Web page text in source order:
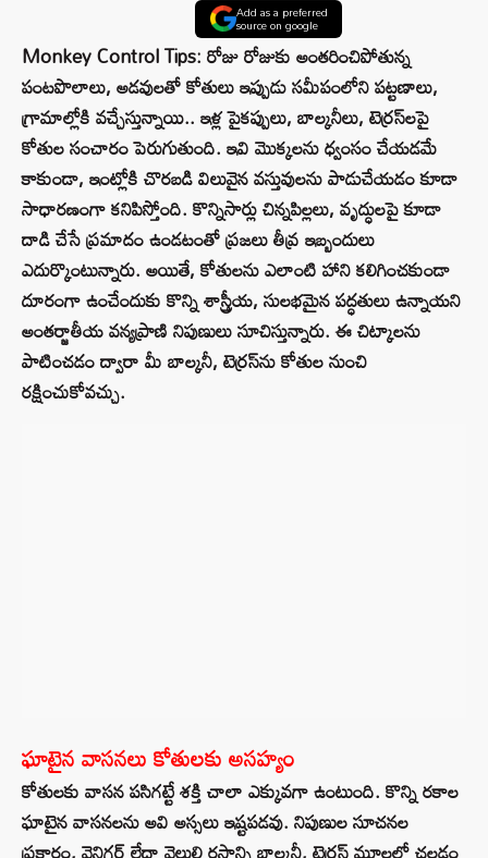
Add as a preferred
source on google
Monkey Control Tips: రోజు రోజుకు అంతరించిపోతున్న
పంటపొలాలు, అడవులతో కోతులు ఇప్పుడు సమీపంలోని పట్టణాలు,
గ్రామాల్లోకి వచ్చేస్తున్నాయి.. ఇళ్ల పైకప్పులు, బాల్కనీలు, టెర్రస్‌లపై
కోతుల సంచారం పెరుగుతుంది. ఇవి మొక్కలను ధ్వంసం చేయడమే
కాకుండా, ఇంట్లోకి చొరబడి విలువైన వస్తువులను పాడుచేయడం కూడా
సాధారణంగా కనిపిస్తోంది. కొన్నిసార్లు చిన్నపిల్లలు, వృద్ధులపై కూడా
దాడి చేసే ప్రమాదం ఉండటంతో ప్రజలు తీవ్ర ఇబ్బందులు
ఎదుర్కొంటున్నారు. అయితే, కోతులను ఎలాంటి హాని కలిగించకుండా
దూరంగా ఉంచేందుకు కొన్ని శాస్త్రీయ, సులభమైన పద్ధతులు ఉన్నాయని
అంతర్జాతీయ వన్యప్రాణి నిపుణులు సూచిస్తున్నారు. ఈ చిట్కాలను
పాటించడం ద్వారా మీ బాల్కనీ, టెర్రస్‌ను కోతుల నుంచి
రక్షించుకోవచ్చు.
ఘాటైన వాసనలు కోతులకు అసహ్యం
కోతులకు వాసన పసిగట్టే శక్తి చాలా ఎక్కువగా ఉంటుంది. కొన్ని రకాల
ఘాటైన వాసనలను అవి అస్సలు ఇష్టపడవు. నిపుణుల సూచనల